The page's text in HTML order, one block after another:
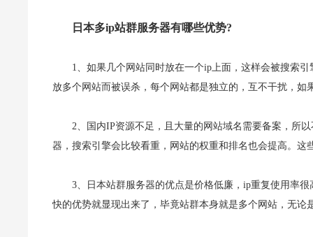
日本多ip站群服务器有哪些优势?
1、如果几个网站同时放在一个ip上面，这样会被搜索
放多个网站而被误杀，每个网站都是独立的，互不干扰，
2、国内IP资源不足，且大量的网站域名需要备案，所
器，搜索引擎会比较看重，网站的权重和排名也会提高。这
3、日本站群服务器的优点是价格低廉，ip重复使用率
快的优势就显现出来了，毕竟站群本身就是多个网站，无